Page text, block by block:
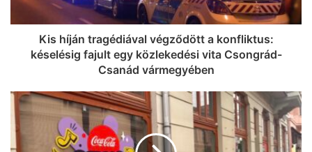
Kis híján tragédiával végződött a konfliktus:
késelésig fajult egy közlekedési vita Csongrád-
Csanád vármegyében